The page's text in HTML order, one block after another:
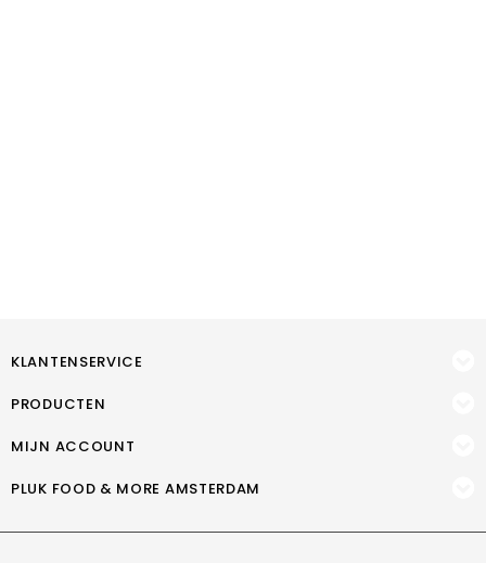
KLANTENSERVICE
PRODUCTEN
MIJN ACCOUNT
PLUK FOOD & MORE AMSTERDAM